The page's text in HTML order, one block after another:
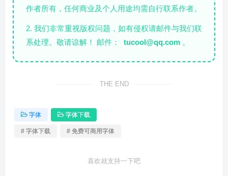
作者所有，任何商业及个人用途均需自行联系作者。
2. 我们非常重视版权问题，如有侵权请邮件与我们联
系处理。敬请谅解！ 邮件：
tucool@qq.com 。
THE END
字体 字体下载
# 字体下载 # 免费可商用字体
喜欢就支持一下吧